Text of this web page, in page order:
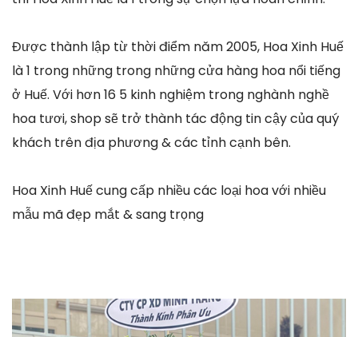
Được thành lập từ thời điểm năm 2005, Hoa Xinh Huế
là 1 trong những trong những cửa hàng hoa nổi tiếng
ở Huế. Với hơn 16 5 kinh nghiệm trong nghành nghề
hoa tươi, shop sẽ trở thành tác động tin cậy của quý
khách trên địa phương & các tỉnh cạnh bên.
Hoa Xinh Huế cung cấp nhiều các loại hoa với nhiều
mẫu mã đẹp mắt & sang trọng